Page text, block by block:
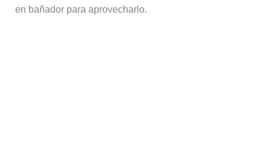
en bañador para aprovecharlo.